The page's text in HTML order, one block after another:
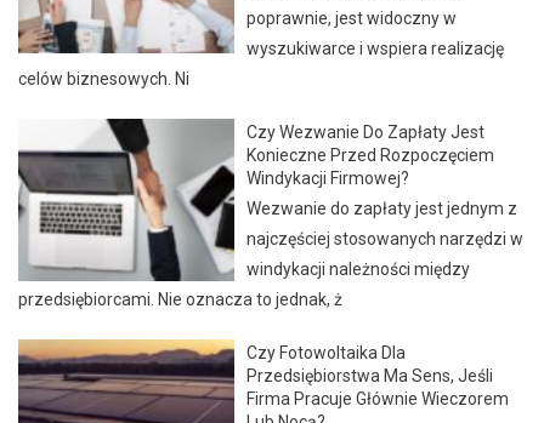
poprawnie, jest widoczny w
wyszukiwarce i wspiera realizację
celów biznesowych. Ni
Czy Wezwanie Do Zapłaty Jest
Konieczne Przed Rozpoczęciem
Windykacji Firmowej?
Wezwanie do zapłaty jest jednym z
najczęściej stosowanych narzędzi w
windykacji należności między
przedsiębiorcami. Nie oznacza to jednak, ż
Czy Fotowoltaika Dla
Przedsiębiorstwa Ma Sens, Jeśli
Firma Pracuje Głównie Wieczorem